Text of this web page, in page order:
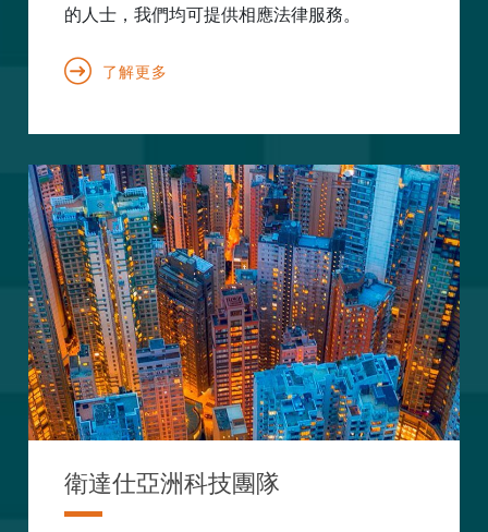
的人士，我們均可提供相應法律服務。
了解更多
衛達仕亞洲科技團隊